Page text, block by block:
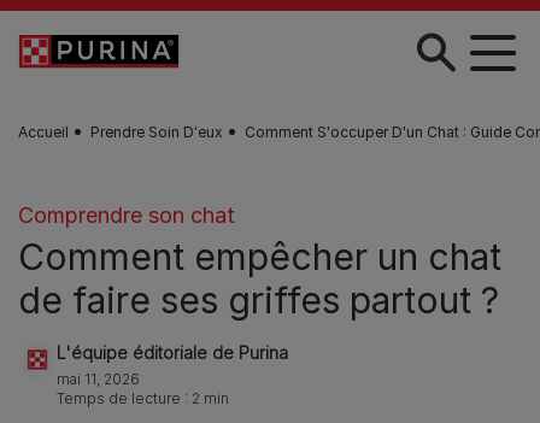
Skip to main content
Accueil Prendre Soin D'eux Comment S'occuper D'un Chat : Guide
Comprendre son chat
Comment empêcher un chat
de faire ses griffes partout ?
L'équipe éditoriale de Purina
mai 11, 2026
Temps de lecture : 2 min